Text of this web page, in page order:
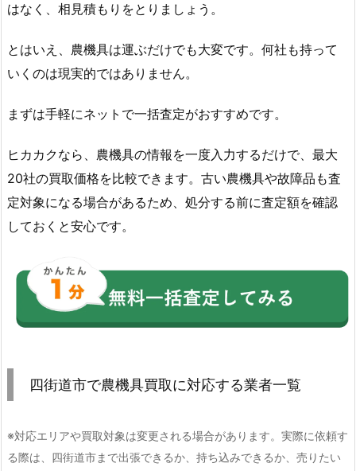
はなく、相見積もりをとりましょう。
とはいえ、農機具は運ぶだけでも大変です。何社も持って
いくのは現実的ではありません。
まずは手軽にネットで一括査定がおすすめです。
ヒカカクなら、農機具の情報を一度入力するだけで、最大
20社の買取価格を比較できます。古い農機具や故障品も査
定対象になる場合があるため、処分する前に査定額を確認
しておくと安心です。
四街道市で農機具買取に対応する業者一覧
※対応エリアや買取対象は変更される場合があります。実際に依頼す
る際は、四街道市まで出張できるか、持ち込みできるか、売りたい